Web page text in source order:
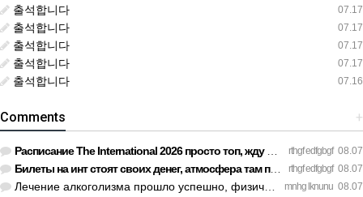
07.17
출석합니다
07.17
출석합니다
07.17
출석합니다
07.17
출석합니다
07.16
출석합니다
+
Comments
rthgf edfgbgf 08.07
Расписание The International 2026 просто топ, жду финал! htt…
rthgf edfgbgf 08.07
Билеты на инт стоят своих денег, атмосфера там просто непере…
mnhg lknunu 08.07
Лечение алкоголизма прошло успешно, физической тяги больше н…